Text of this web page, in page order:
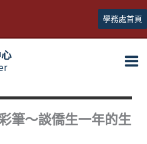
學務處首頁
筆～談僑生一年的生